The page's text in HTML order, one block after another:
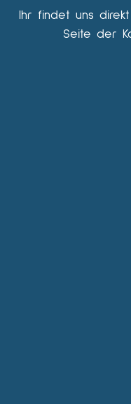
Ihr findet uns
Seite der